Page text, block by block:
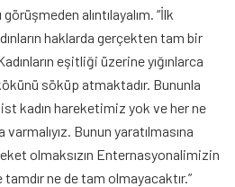
görüşmeden alıntılayalım. “İlk
haklarda gerçekten tam bir
eşitliği üzerine yığınlarca
söküp atmaktadır. Bununla
kadın hareketimiz yok ve her ne
Bunun yaratılmasına
olmaksızın Enternasyonalimizin
ne de tam olmayacaktır.”